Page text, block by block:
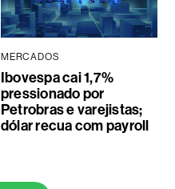
MERCADOS
Ibovespa cai 1,7%
pressionado por
Petrobras e varejistas;
dólar recua com payroll